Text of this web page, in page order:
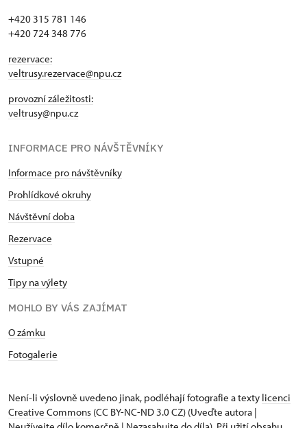
+420 315 781 146
+420 724 348 776
rezervace:
veltrusy.rezervace@npu.cz
provozní záležitosti:
veltrusy@npu.cz
INFORMACE PRO NÁVŠTĚVNÍKY
Informace pro návštěvníky
Prohlídkové okruhy
Návštěvní doba
Rezervace
Vstupné
Tipy na výlety
MOHLO BY VÁS ZAJÍMAT
O zámku
Fotogalerie
Není-li výslovně uvedeno jinak, podléhají fotografie a texty licenci
Creative Commons (CC BY-NC-ND 3.0 CZ) (Uveďte autora |